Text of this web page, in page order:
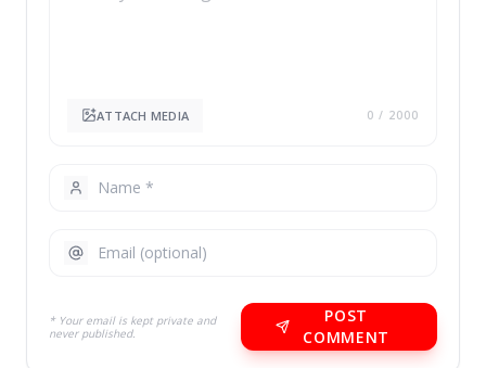
ATTACH MEDIA 0 / 2000
* Your email is kept private and
never published.
POST
COMMENT